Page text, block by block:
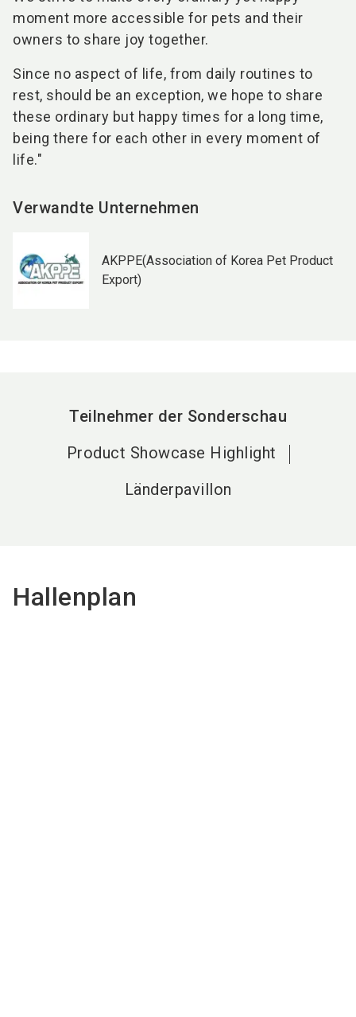
moment more accessible for pets and their
owners to share joy together.
Since no aspect of life, from daily routines to
rest, should be an exception, we hope to share
these ordinary but happy times for a long time,
being there for each other in every moment of
life."
Verwandte Unternehmen
AKPPE(Association of Korea Pet Product
Export)
Teilnehmer der Sonderschau
Product Showcase Highlight
Länderpavillon
Hallenplan